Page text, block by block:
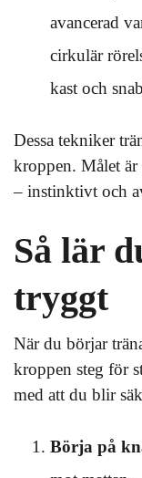
avancerad
cirkulär
kast och
Dessa tekniker
kroppen. Målet är
– instinktivt och
Så lär
tryggt
När du börjar
kroppen steg för
med att du blir
Börja på